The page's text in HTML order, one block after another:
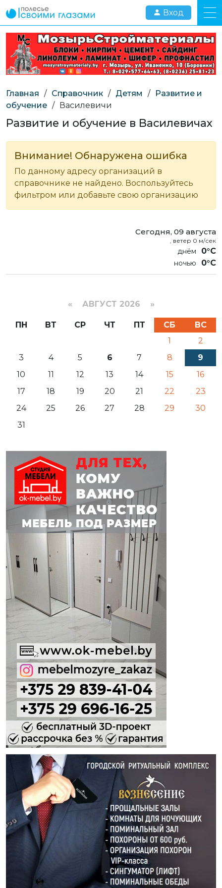
Вход
Главная / Справочник / Детям /
Развитие и
обучение / Василевичи
Развитие и обучение в Василевичах
Внимание! Обнаружена ошибка
По данному адресу организаций в
справочнике не найдено. Воспользуйтесь
фильтром или добавьте свою организацию
Сегодня, 09 августа
, ветер 0 м/сек
0°C
0°C
« АВГУСТ 2026 »
ПН ВТ СР ЧТ ПТ СБ
ВС
1
2
3
4 5 6 7 8
9
10
11 12 13 14 15
16
17
18 19 20 21 22
23
24
25 26 27 28 29
30
31